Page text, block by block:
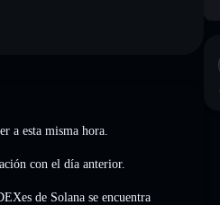
a esta misma hora.
con el día anterior.
de Solana se encuentra